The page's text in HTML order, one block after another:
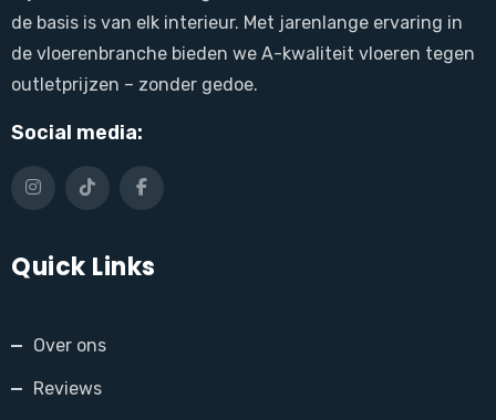
de basis is van elk interieur. Met jarenlange ervaring in
de vloerenbranche bieden we A-kwaliteit vloeren tegen
outletprijzen – zonder gedoe.
Social media:
Quick Links
Over ons
Reviews